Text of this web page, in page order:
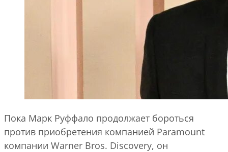
Пока Марк Руффало продолжает бороться
против приобретения компанией Paramount
компании Warner Bros. Discovery, он